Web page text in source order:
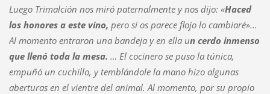
Luego Trimalción nos miró paternalmente y nos dijo: «Haced
los honores a este vino, pero si os parece flojo lo cambiaré»...
Al momento entraron una bandeja y en ella un cerdo inmenso
que llenó toda la mesa. … El cocinero se puso la túnica,
empuñó un cuchillo, y temblándole la mano hizo algunas
aberturas en el vientre del animal. Al momento, por su propio